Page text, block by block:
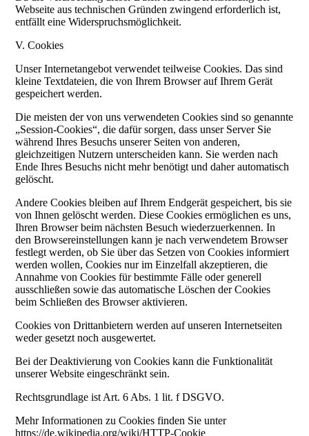
Webseite aus technischen Gründen zwingend erforderlich ist,
entfällt eine Widerspruchsmöglichkeit.
V. Cookies
Unser Internetangebot verwendet teilweise Cookies. Das sind
kleine Textdateien, die von Ihrem Browser auf Ihrem Gerät
gespeichert werden.
Die meisten der von uns verwendeten Cookies sind so genannte
„Session-Cookies“, die dafür sorgen, dass unser Server Sie
während Ihres Besuchs unserer Seiten von anderen,
gleichzeitigen Nutzern unterscheiden kann. Sie werden nach
Ende Ihres Besuchs nicht mehr benötigt und daher automatisch
gelöscht.
Andere Cookies bleiben auf Ihrem Endgerät gespeichert, bis sie
von Ihnen gelöscht werden. Diese Cookies ermöglichen es uns,
Ihren Browser beim nächsten Besuch wiederzuerkennen. In
den Browsereinstellungen kann je nach verwendetem Browser
festlegt werden, ob Sie über das Setzen von Cookies informiert
werden wollen, Cookies nur im Einzelfall akzeptieren, die
Annahme von Cookies für bestimmte Fälle oder generell
ausschließen sowie das automatische Löschen der Cookies
beim Schließen des Browser aktivieren.
Cookies von Drittanbietern werden auf unseren Internetseiten
weder gesetzt noch ausgewertet.
Bei der Deaktivierung von Cookies kann die Funktionalität
unserer Website eingeschränkt sein.
Rechtsgrundlage ist Art. 6 Abs. 1 lit. f DSGVO.
Mehr Informationen zu Cookies finden Sie unter
https://de.wikipedia.org/wiki/HTTP-Cookie